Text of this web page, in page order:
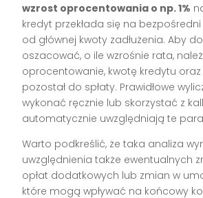
wzrost oprocentowania o np. 1%
kredyt przekłada się na
od głównej kwoty zadłużenia. Aby
oszacować, o ile wzrośnie rata,
oprocentowanie, kwotę kredytu oraz
pozostał do spłaty. Prawidłowe
wykonać ręcznie lub skorzystać z
automatycznie uwzględniają te
Warto podkreślić, że taka analiza
uwzględnienia także ewentualnych
opłat dodatkowych lub zmian w
które mogą wpływać na końcowy